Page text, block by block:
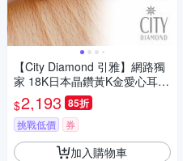
【City Diamond 引雅】網路獨
家 18K日本晶鑽黃K金愛心耳
環-三色任選(東京Yuki系列)
$2,193 85折
挑戰低價 券
加入購物車